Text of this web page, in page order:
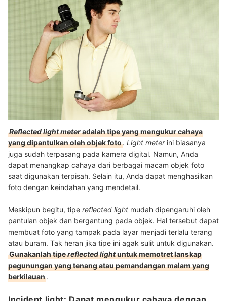
Reflected light meteradalah tipe yang mengukur cahaya
yang dipantulkan oleh objek foto. Light meter ini biasanya
juga sudah terpasang pada kamera digital. Namun, Anda
dapat menangkap cahaya dari berbagai macam objek foto
saat digunakan terpisah. Selain itu, Anda dapat menghasilkan
foto dengan keindahan yang mendetail.
Meskipun begitu, tipe reflected light mudah dipengaruhi oleh
pantulan objek dan bergantung pada objek. Hal tersebut dapat
membuat foto yang tampak pada layar menjadi terlalu terang
atau buram. Tak heran jika tipe ini agak sulit untuk digunakan.
Gunakanlah tipereflected lightuntuk memotret lanskap
pegunungan yang tenang atau pemandangan malam yang
berkilauan.